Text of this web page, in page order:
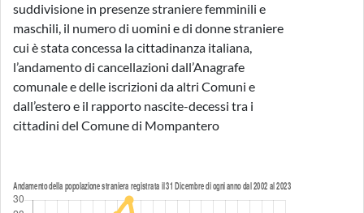
suddivisione in presenze straniere femminili e
maschili, il numero di uomini e di donne straniere
cui è stata concessa la cittadinanza italiana,
l’andamento di cancellazioni dall’Anagrafe
comunale e delle iscrizioni da altri Comuni e
dall’estero e il rapporto nascite-decessi tra i
cittadini del Comune di Mompantero